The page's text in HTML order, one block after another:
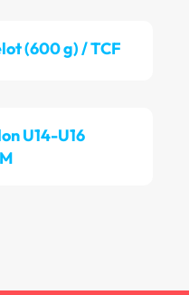
(600 g) / TCF
U14-U16